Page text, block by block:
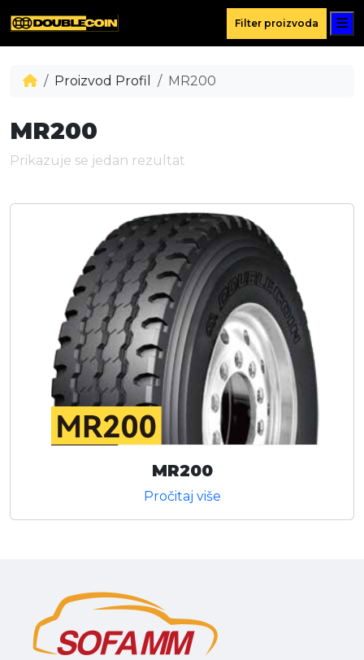
Filter proizvoda
Proizvod Profil MR200
MR200
Prikazuje se jedan rezultat
MR200
Pročitaj više